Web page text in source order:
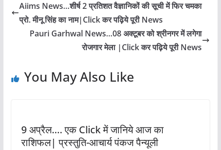
Aiims News…शीर्ष 2 प्रतिशत वैज्ञानिकों की सूची में फिर चमका
प्रो. मीनू सिंह का नाम|Click कर पढ़िये पूरी News
Pauri Garhwal News…08 अक्टूबर को श्रीनगर में लगेगा
रोजगार मेला |Click कर पढ़िये पूरी News
You May Also Like
9 अप्रैल…. एक Click में जानिये आज का
राशिफल| प्रस्तुति-आचार्य पंकज पैन्यूली